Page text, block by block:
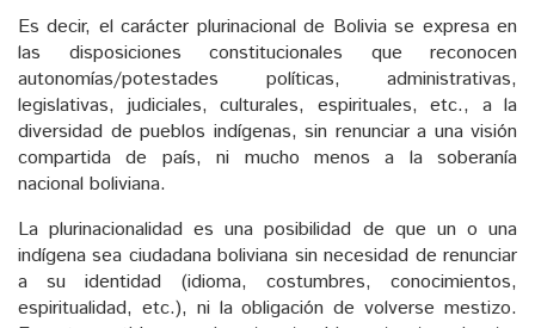
Es decir, el carácter plurinacional de Bolivia se expresa en
las disposiciones constitucionales que reconocen
autonomías/potestades políticas, administrativas,
legislativas, judiciales, culturales, espirituales, etc., a la
diversidad de pueblos indígenas, sin renunciar a una visión
compartida de país, ni mucho menos a la soberanía
nacional boliviana.
La plurinacionalidad es una posibilidad de que un o una
indígena sea ciudadana boliviana sin necesidad de renunciar
a su identidad (idioma, costumbres, conocimientos,
espiritualidad, etc.), ni la obligación de volverse mestizo.